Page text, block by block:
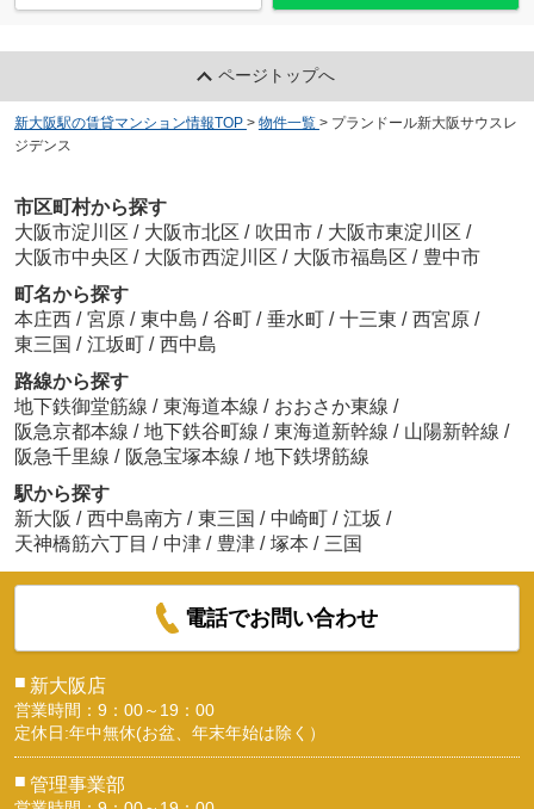
ページトップへ
新大阪駅の賃貸マンション情報TOP > 物件一覧 > プランドール新大阪サウスレ
ジデンス
市区町村から探す
大阪市淀川区 / 大阪市北区 / 吹田市 / 大阪市東淀川区 /
大阪市中央区 / 大阪市西淀川区 / 大阪市福島区 / 豊中市
町名から探す
本庄西 / 宮原 / 東中島 / 谷町 / 垂水町 / 十三東 / 西宮原 /
東三国 / 江坂町 / 西中島
路線から探す
地下鉄御堂筋線 / 東海道本線 / おおさか東線 /
阪急京都本線 / 地下鉄谷町線 / 東海道新幹線 / 山陽新幹線 /
阪急千里線 / 阪急宝塚本線 / 地下鉄堺筋線
駅から探す
新大阪 / 西中島南方 / 東三国 / 中崎町 / 江坂 /
天神橋筋六丁目 / 中津 / 豊津 / 塚本 / 三国
電話でお問い合わせ
■ 新大阪店
営業時間：9：00～19：00
定休日:年中無休(お盆、年末年始は除く）
■ 管理事業部